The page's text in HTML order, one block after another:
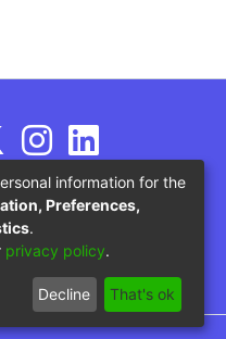
Educación
information for the
Preferences,
.
privacy policy.
Decline That's ok